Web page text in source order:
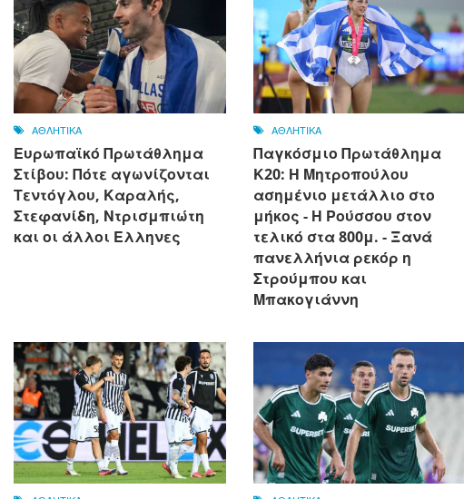
ΑΘΛΗΤΙΚΑ
Ευρωπαϊκό Πρωτάθλημα
Στίβου: Πότε αγωνίζονται
Τεντόγλου, Καραλής,
Στεφανίδη, Ντρισμπιώτη
και οι άλλοι Ελληνες
ΑΘΛΗΤΙΚΑ
Παγκόσμιο Πρωτάθλημα
Κ20: Η Μητροπούλου
ασημένιο μετάλλιο στο
μήκος - Η Ρούσσου στον
τελικό στα 800μ. - Ξανά
πανελλήνια ρεκόρ η
Στρούμπου και
Μπακογιάννη